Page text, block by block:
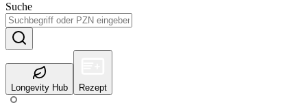
Suche
Longevity Hub Rezept